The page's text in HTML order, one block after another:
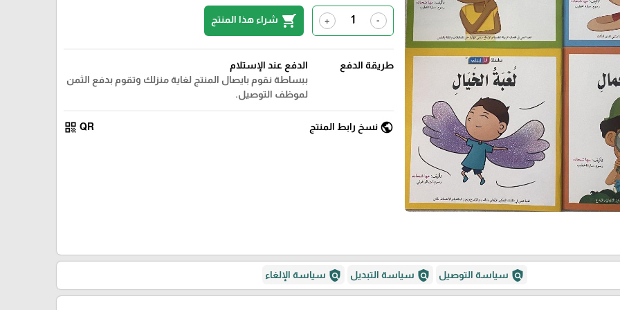
-
+
shopping_cart شراء هذا المنتج
طريقة الدفع
الدفع عند الإستلام
ببساطة نقوم بايصال المنتج لغاية منزلك وتقوم بدفع الثمن
لموظف التوصيل.
public نسخ رابط المنتج QR
qr_code
policy سياسة التوصيل policy سياسة التبديل policy سياسة الإلغاء